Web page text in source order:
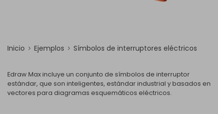
Inicio Ejemplos Símbolos de interruptores eléctricos
Edraw Max incluye un conjunto de símbolos de interruptor
estándar, que son inteligentes, estándar industrial y basados en
vectores para diagramas esquemáticos eléctricos.